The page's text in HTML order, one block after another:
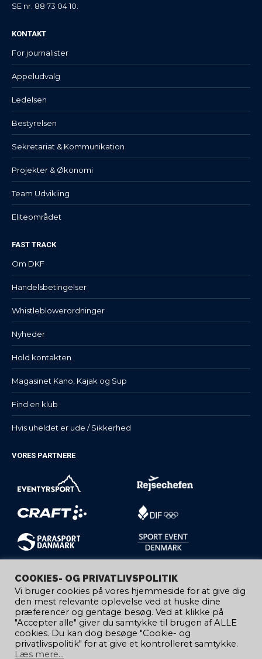
SE nr. 88 73 04 10.
KONTAKT
For journalister
Appeludvalg
Ledelsen
Bestyrelsen
Sekretariat & Kommunikation
Projekter & Økonomi
Team Udvikling
Eliteområdet
FAST TRACK
Om DKF
Handelsbetingelser
Whistleblowerordninger
Nyheder
Hold kontakten
Magasinet Kano, Kajak og Sup
Find en klub
Hvis uheldet er ude / Sikkerhed
VORES PARTNERE
COOKIES- OG PRIVATLIVSPOLITIK
Vi bruger cookies på vores hjemmeside for at give dig
den mest relevante oplevelse ved at huske dine
præferencer og gentage besøg. Ved at klikke på
"Accepter alle" giver du samtykke til brugen af ​​ALLE
cookies. Du kan dog besøge "Cookie- og
privatlivspolitik" for at give et kontrolleret samtykke.
Læs mere...